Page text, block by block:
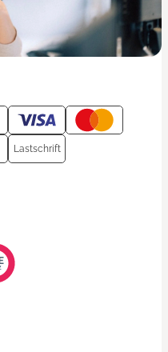
Lastschrift